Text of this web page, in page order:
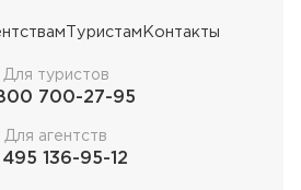
Туристам Контакты
Для туристов
700-27-95
Для агентств
136-95-12